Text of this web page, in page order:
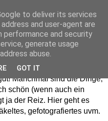
Einfach und schön -
Manchmal sind die Dinge,
schön (wenn auch ein
ja der Reiz. Hier geht es
gefotografiertes uvm.
to deliver its services
and user-agent are
performance and security
generate usage
abuse.
GOT IT